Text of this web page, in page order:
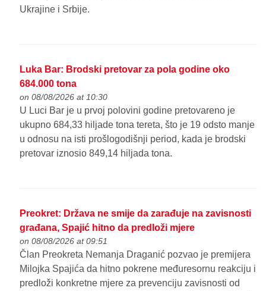
Ukrajine i Srbije.
Luka Bar: Brodski pretovar za pola godine oko
684.000 tona
on 08/08/2026 at 10:30
U Luci Bar je u prvoj polovini godine pretovareno je
ukupno 684,33 hiljade tona tereta, što je 19 odsto manje
u odnosu na isti prošlogodišnji period, kada je brodski
pretovar iznosio 849,14 hiljada tona.
Preokret: Država ne smije da zarađuje na zavisnosti
građana, Spajić hitno da predloži mjere
on 08/08/2026 at 09:51
Član Preokreta Nemanja Draganić pozvao je premijera
Milojka Spajića da hitno pokrene međuresornu reakciju i
predloži konkretne mjere za prevenciju zavisnosti od